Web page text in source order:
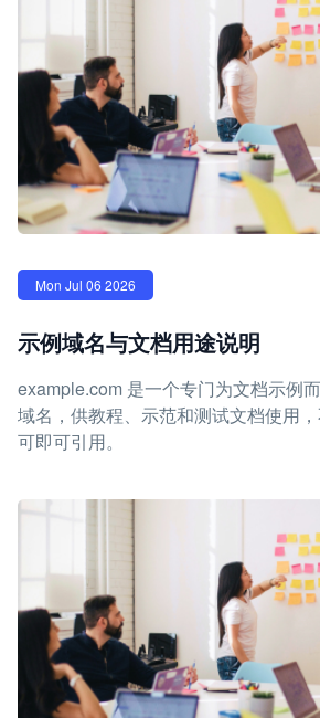
Mon Jul 06 2026
示例域名与文档用途说明
example.com 是一个专门为文档示例
域名，供教程、示范和测试文档使用
可即可引用。